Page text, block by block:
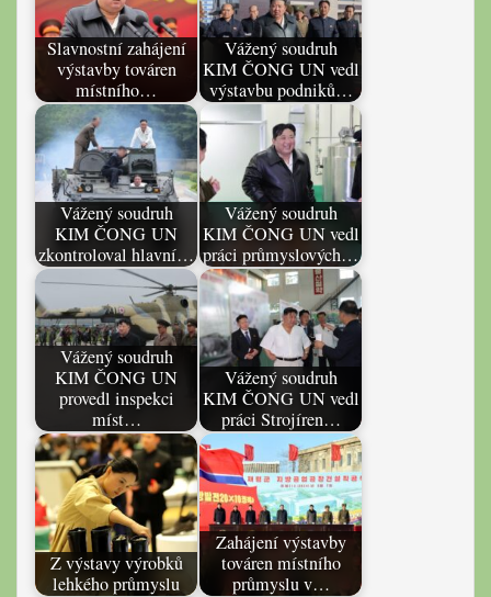
Slavnostní zahájení
výstavby továren
místního…
Vážený soudruh
KIM ČONG UN vedl
výstavbu podniků…
Vážený soudruh
KIM ČONG UN
zkontroloval hlavní…
Vážený soudruh
KIM ČONG UN vedl
práci průmyslových…
Vážený soudruh
KIM ČONG UN
provedl inspekci
míst…
Vážený soudruh
KIM ČONG UN vedl
práci Strojíren…
Z výstavy výrobků
lehkého průmyslu
Zahájení výstavby
továren místního
průmyslu v…